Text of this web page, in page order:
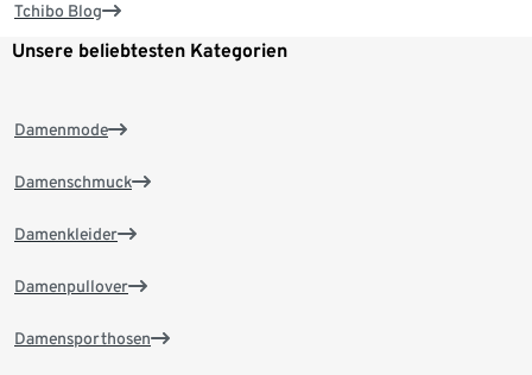
Tchibo Blog
Unsere beliebtesten Kategorien
Damenmode
Damenschmuck
Damenkleider
Damenpullover
Damensporthosen